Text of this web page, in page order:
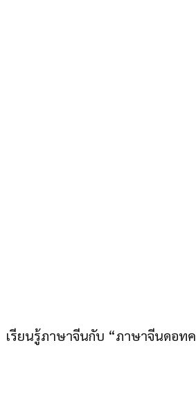
เรียนรู้ภาษาจีนกับ “ภาษาจีนดอท